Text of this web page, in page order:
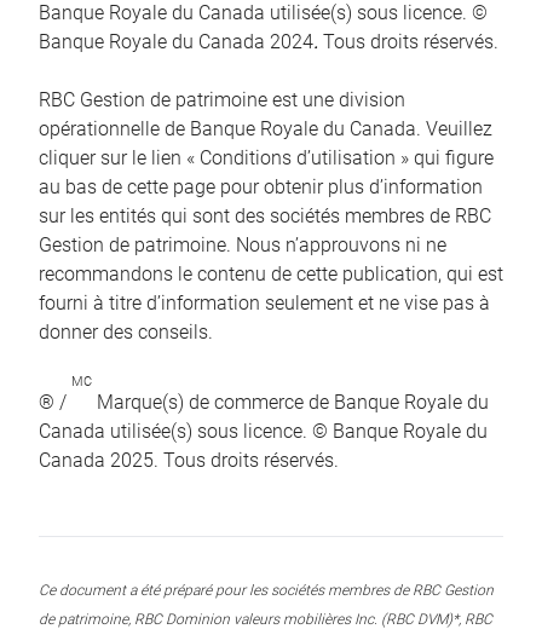
Banque Royale du Canada utilisée(s) sous licence. ©
Banque Royale du Canada 2024. Tous droits réservés.
RBC Gestion de patrimoine est une division
opérationnelle de Banque Royale du Canada. Veuillez
cliquer sur le lien « Conditions d’utilisation » qui figure
au bas de cette page pour obtenir plus d’information
sur les entités qui sont des sociétés membres de RBC
Gestion de patrimoine. Nous n’approuvons ni ne
recommandons le contenu de cette publication, qui est
fourni à titre d’information seulement et ne vise pas à
donner des conseils.
® /
MC
Marque(s) de commerce de Banque Royale du
Canada utilisée(s) sous licence. © Banque Royale du
Canada 2025. Tous droits réservés.
Ce document a été préparé pour les sociétés membres de RBC Gestion
de patrimoine, RBC Dominion valeurs mobilières Inc. (RBC DVM)*, RBC